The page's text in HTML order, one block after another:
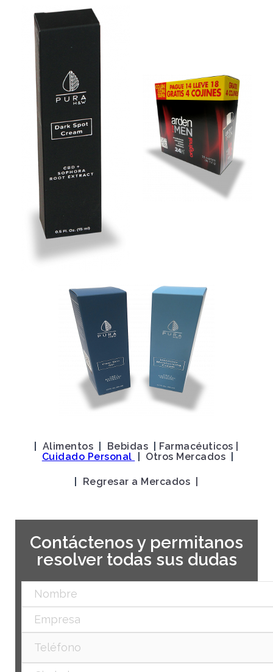
Alimentos Bebidas Farmacéuticos
Cuidado Personal
Otros Mercados
Regresar a Mercados |
Contáctenos y permitanos
resolver todas sus dudas